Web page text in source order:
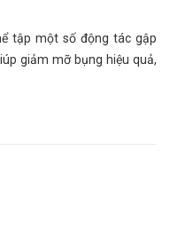
tập một số động tác gập
giảm mỡ bụng hiệu quả,